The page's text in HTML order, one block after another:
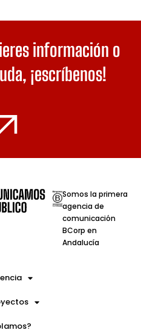
información o
¡escríbenos!
Somos la primera
agencia de
comunicación
BCorp en
Andalucía